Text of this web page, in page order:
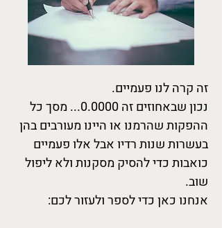
זה קרה לנו פעמיים.
נכון שבאחוזים זה 0.0000... מסך כל
ההפקות שהרמנו או היינו מעורבים בהן
בעשרות שנות רדיו אבל אלו פעמיים
כואבות כדי להסיק מסקנות ולא ליפול
שוב.
אנחנו כאן כדי לספר ולעזור לכם: